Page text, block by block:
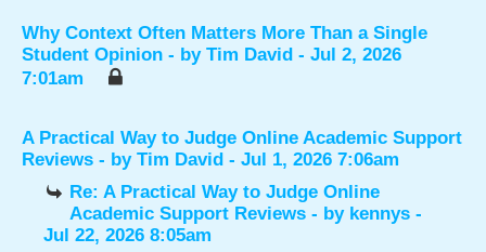
Why Context Often Matters More Than a Single
Student Opinion - by Tim David - Jul 2, 2026
7:01am
A Practical Way to Judge Online Academic Support
Reviews - by Tim David - Jul 1, 2026 7:06am
Re: A Practical Way to Judge Online
Academic Support Reviews - by kennys -
Jul 22, 2026 8:05am